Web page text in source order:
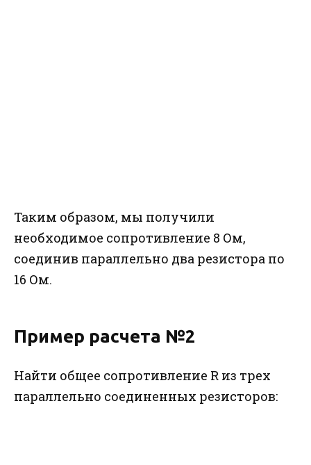
Таким образом, мы получили
необходимое сопротивление 8 Ом,
соединив параллельно два резистора по
16 Ом.
Пример расчета №2
Найти общее сопротивление R из трех
параллельно соединенных резисторов: